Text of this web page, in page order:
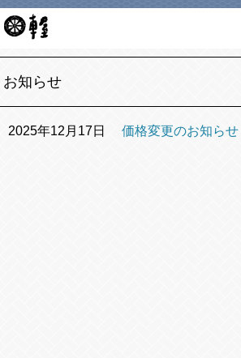
お知らせ
2025年12月17日 価格変更のお知らせ